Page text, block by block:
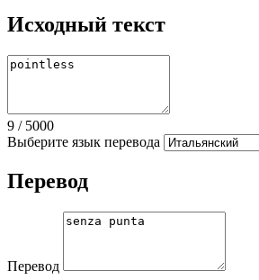
Исходный текст
9 / 5000
Выберите язык перевода
Перевод
Перевод